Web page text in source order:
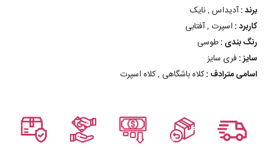
برند :آدیداس , نایک
کاربرد : اسپرت , آفتابی
رنگ بندی :طوسی
سایز : فری سایز
اسامی مترادف :کلاه باشگاهی , کلاه اسپرت